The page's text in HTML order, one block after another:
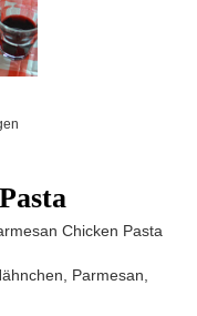
Chicken Pasta
Parmesan,